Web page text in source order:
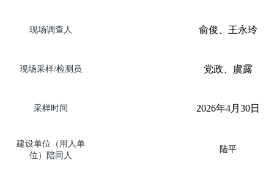
现场调查人 俞俊、王永玲
现场采样/检测员 党政、虞露
采样时间 2026年4月 30日
建设单位（用人单
位）陪同人
陆平